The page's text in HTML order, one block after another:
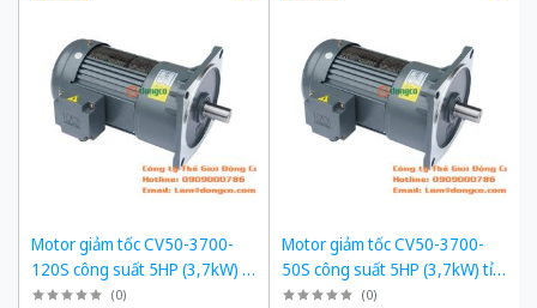
Motor giảm tốc CV50-3700-
120S công suất 5HP (3,7kW) tỉ
số truyền 1/120
(0)
Motor giảm tốc CV50-3700-
50S công suất 5HP (3,7kW) tỉ
số truyền 1/50
(0)